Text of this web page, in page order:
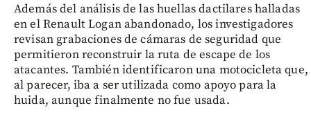
Además del análisis de las huellas dactilares halladas
en el Renault Logan abandonado, los investigadores
revisan grabaciones de cámaras de seguridad que
permitieron reconstruir la ruta de escape de los
atacantes. También identificaron una motocicleta que,
al parecer, iba a ser utilizada como apoyo para la
huida, aunque finalmente no fue usada.